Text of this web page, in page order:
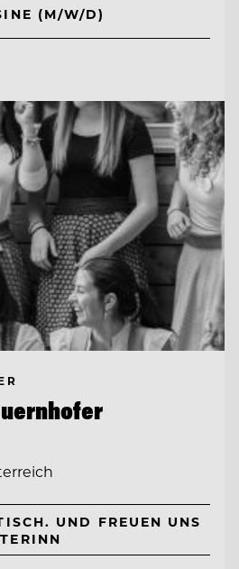
(M/W/D)
UND FREUEN UNS